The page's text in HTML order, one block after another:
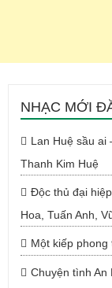
NHẠC MỚI
Lan Huệ sầu ai
Thanh Kim Huệ
Độc thủ đại
Hoa, Tuấn Anh,
Một kiếp
Chuyện tình An